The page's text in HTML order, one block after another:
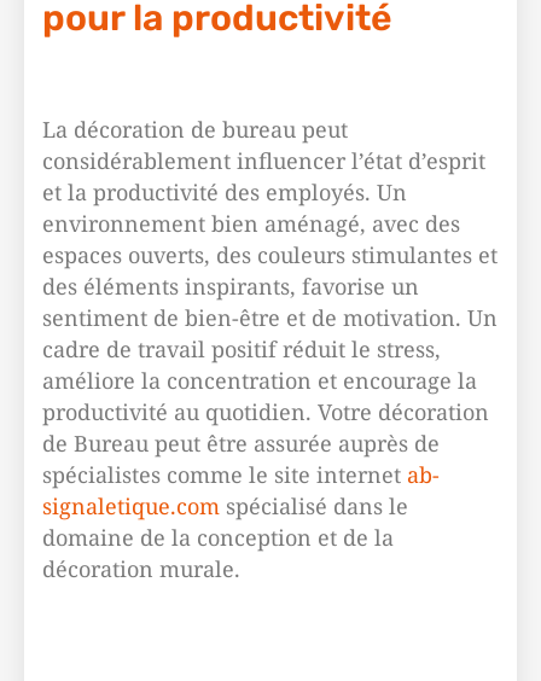
pour la productivité
La décoration de bureau peut
considérablement influencer l’état d’esprit
et la productivité des employés. Un
environnement bien aménagé, avec des
espaces ouverts, des couleurs stimulantes et
des éléments inspirants, favorise un
sentiment de bien-être et de motivation. Un
cadre de travail positif réduit le stress,
améliore la concentration et encourage la
productivité au quotidien. Votre décoration
de Bureau peut être assurée auprès de
spécialistes comme le site internet ab-
signaletique.com spécialisé dans le
domaine de la conception et de la
décoration murale.